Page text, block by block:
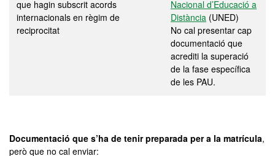
que hagin subscrit acords
internacionals en règim de
reciprocitat
Nacional d’Educació a
Distància (UNED)
No cal presentar cap
documentació que
acrediti la superació
de la fase específica
de les PAU.
Documentació que s’ha de tenir preparada per a la matrícula,
però que no cal enviar: